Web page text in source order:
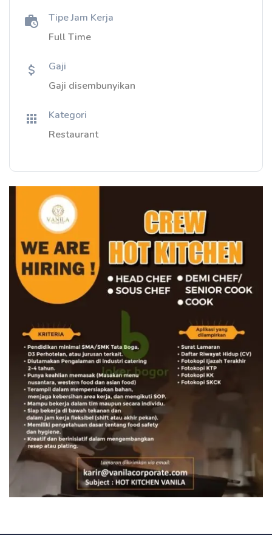
Tipe Jam Kerja
Full Time
Gaji
Gaji disembunyikan
Kategori
Restaurant